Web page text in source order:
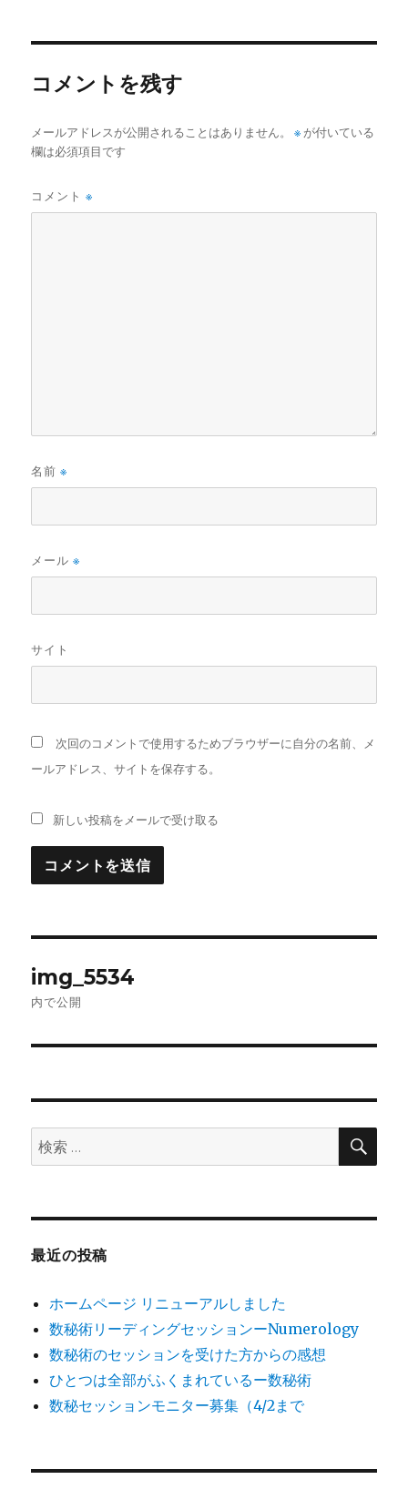
コメントを残す
メールアドレスが公開されることはありません。 ※が付いている
欄は必須項目です
コメント※
名前※
メール※
サイト
次回のコメントで使用するためブラウザーに自分の名前、メ
ールアドレス、サイトを保存する。
新しい投稿をメールで受け取る
稿
ゲ
ー
ョ
ン
img_5534
内で公開
検
索:
検
最近の投稿
ホームページ リニューアルしました
数秘術リーディングセッションーNumerology
数秘術のセッションを受けた方からの感想
ひとつは全部がふくまれているー数秘術
数秘セッションモニター募集（4/2まで